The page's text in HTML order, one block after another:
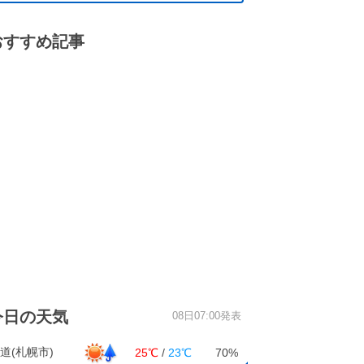
すすめ記事
日の天気 08日07:00発表
(札幌市) 25℃ / 23℃ 70%